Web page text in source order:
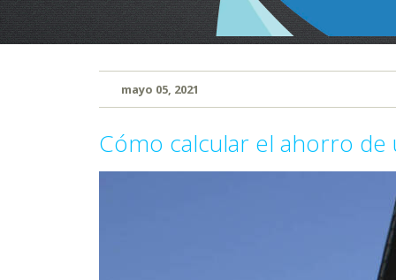
mayo 05, 2021
Cómo calcular el ahorro de